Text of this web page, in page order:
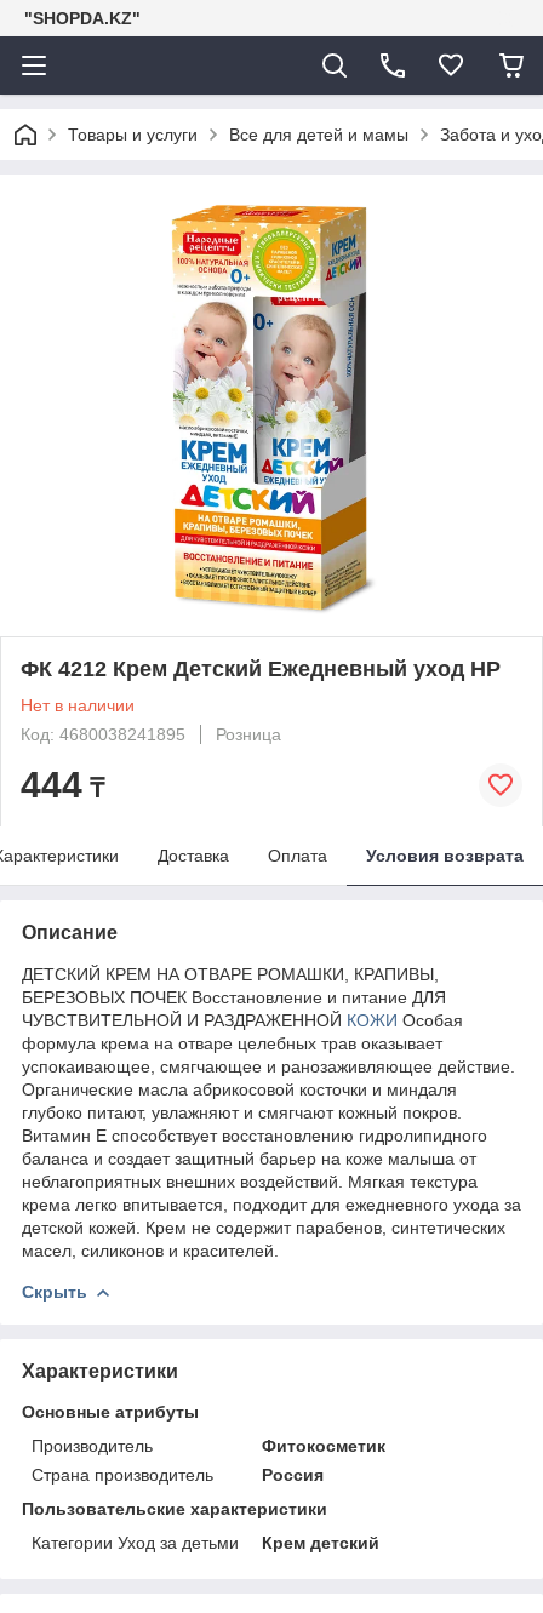
"SHOPDA.KZ"
Товары и услуги Все для детей и мамы Забота и
ФК 4212 Крем Детский Ежедневный уход НР
Нет в наличии
Код: 4680038241895
Розница
444 ₸
Доставка Оплата Условия возврата
Описание
ДЕТСКИЙ КРЕМ НА ОТВАРЕ РОМАШКИ, КРАПИВЫ,
БЕРЕЗОВЫХ ПОЧЕК Восстановление и питание ДЛЯ
ЧУВСТВИТЕЛЬНОЙ И РАЗДРАЖЕННОЙ КОЖИ Особая
формула крема на отваре целебных трав оказывает
успокаивающее, смягчающее и ранозаживляющее действие.
Органические масла абрикосовой косточки и миндаля
глубоко питают, увлажняют и смягчают кожный покров.
Витамин Е способствует восстановлению гидролипидного
баланса и создает защитный барьер на коже малыша от
неблагоприятных внешних воздействий. Мягкая текстура
крема легко впитывается, подходит для ежедневного ухода за
детской кожей. Крем не содержит парабенов, синтетических
масел, силиконов и красителей.
Скрыть
Характеристики
Основные атрибуты
Производитель
Фитокосметик
Страна производитель
Россия
Пользовательские характеристики
Категории Уход за детьми
Крем детский